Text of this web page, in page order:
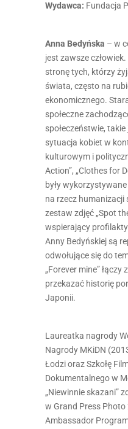
Wydawca: Fundacja
Anna Bedyńska – w
jest zawsze
stronę tych, którzy
świata, często na
ekonomicznego.
społeczne
społeczeństwie,
sytuacja kobiet w
kulturowym i
Action”, „Clothes for
były
na rzecz humanizacji
zestaw zdjęć „Spot
wspierający
Anny Bedyńskiej są
odwołujące się do
„Forever mine” łączy
przekazać historię
Japonii.
Laureatka nagrody
Nagrody MKiDN
Łodzi oraz Szkołę
Dokumentalnego w
„Niewinnie skazani”
w Grand Press Photo
Ambassador